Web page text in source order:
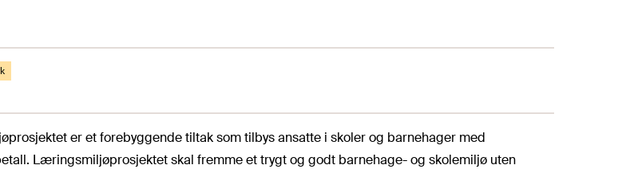
er et forebyggende tiltak som tilbys ansatte i skoler og barnehager med
Læringsmiljøprosjektet skal fremme et trygt og godt barnehage- og skolemiljø uten